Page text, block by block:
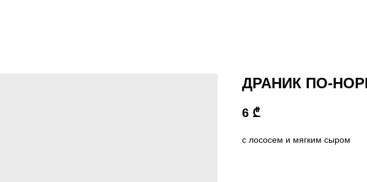
ДРАНИК ПО-
6 ₾
с лососем и мягким сыром